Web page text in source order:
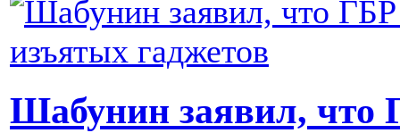
Шабунин заявил, что